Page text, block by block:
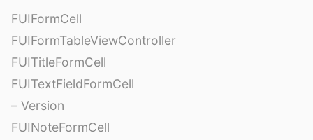
FUIFormCell
FUIFormTableViewController
FUITitleFormCell
FUITextFieldFormCell
– Version
FUINoteFormCell